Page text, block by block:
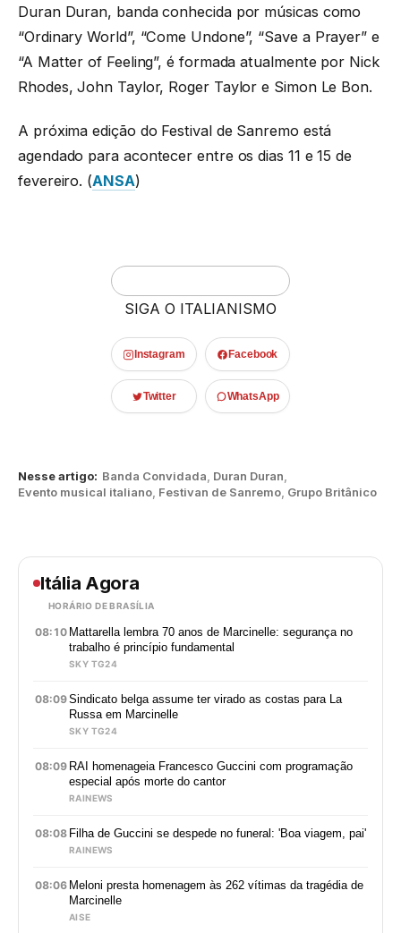
Duran Duran, banda conhecida por músicas como
“Ordinary World”, “Come Undone”, “Save a Prayer” e
“A Matter of Feeling”, é formada atualmente por Nick
Rhodes, John Taylor, Roger Taylor e Simon Le Bon.
A próxima edição do Festival de Sanremo está
agendado para acontecer entre os dias 11 e 15 de
fevereiro. (ANSA)
SIGA O ITALIANISMO
Instagram Facebook
Twitter WhatsApp
Nesse artigo: Banda Convidada Duran Duran
Evento musical italiano Festivan de Sanremo Grupo Britânico
Itália Agora
HORÁRIO DE BRASÍLIA
08:10 Mattarella lembra 70 anos de Marcinelle: segurança no
trabalho é princípio fundamental
SKY TG24
08:09Sindicato belga assume ter virado as costas para La
Russa em Marcinelle
SKY TG24
08:09 RAI homenageia Francesco Guccini com programação
especial após morte do cantor
RAINEWS
08:08 Filha de Guccini se despede no funeral: 'Boa viagem, pai'
RAINEWS
08:06 Meloni presta homenagem às 262 vítimas da tragédia de
Marcinelle
AISE